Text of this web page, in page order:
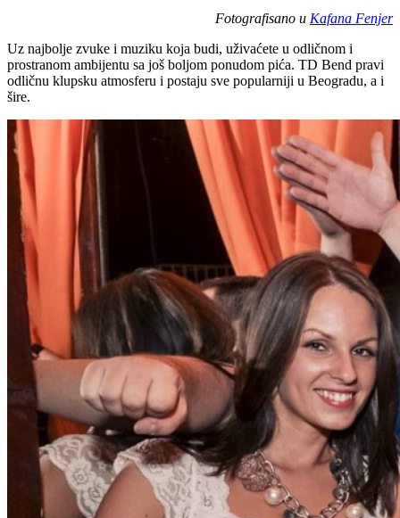
Fotografisano u Kafana Fenjer
Uz najbolje zvuke i muziku koja budi, uživaćete u odličnom i
prostranom ambijentu sa još boljom ponudom pića. TD Bend pravi
odličnu klupsku atmosferu i postaju sve popularniji u Beogradu, a i
šire.